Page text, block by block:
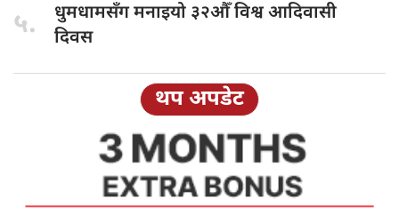
५. धुमधामसँग मनाइयो ३२औँ विश्व आदिवासी
दिवस
थप अपडेट